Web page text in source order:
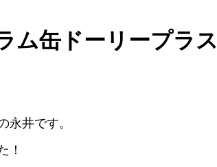
ム缶ドーリープラ
永井です。
！